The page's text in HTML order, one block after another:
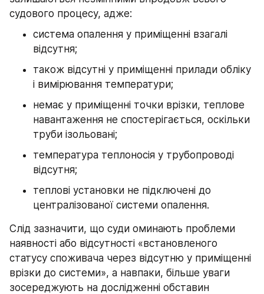
судового процесу, адже:
система опалення у приміщенні взагалі
відсутня;
також відсутні у приміщенні прилади обліку
і вимірювання температури;
немає у приміщенні точки врізки, теплове
навантаження не спостерігається, оскільки
труби ізольовані;
температура теплоносія у трубопроводі
відсутня;
теплові установки не підключені до
централізованої системи опалення.
Слід зазначити, що суди оминають проблеми
наявності або відсутності «встановленого
статусу споживача через відсутню у приміщенні
врізки до системи», а навпаки, більше уваги
зосереджують на дослідженні обставин